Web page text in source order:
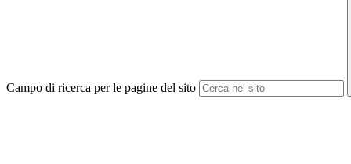
Campo di ricerca per le pagine del sito